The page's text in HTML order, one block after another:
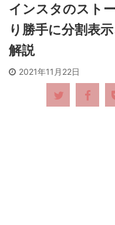
インスタのスト
り勝手に分割表
解説
2021年11月22日